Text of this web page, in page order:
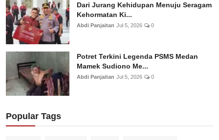
Dari Jurang Kehidupan Menuju Seragam
Kehormatan Ki...
Abdi Panjaitan Jul 5, 2026 0
Potret Terkini Legenda PSMS Medan
Mamek Sudiono Me...
Abdi Panjaitan Jul 5, 2026 0
Popular Tags